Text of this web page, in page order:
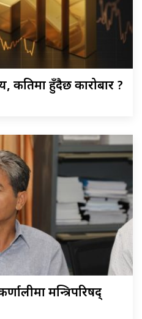
कतिमा हुँदैछ कारोबार ?
मन्त्रिपरिषद्